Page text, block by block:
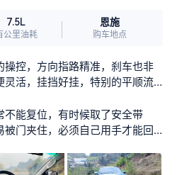
7.5L
公里油耗
恩施
购车地点
操控，方向指路精准，刹车也非
灵活，挂挡好挂，特别的平顺流
不能复位，有时候取了安全带
被门夹住，必须自己用手才能回